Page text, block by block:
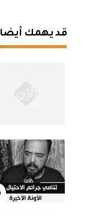
قد يهمك أيضا